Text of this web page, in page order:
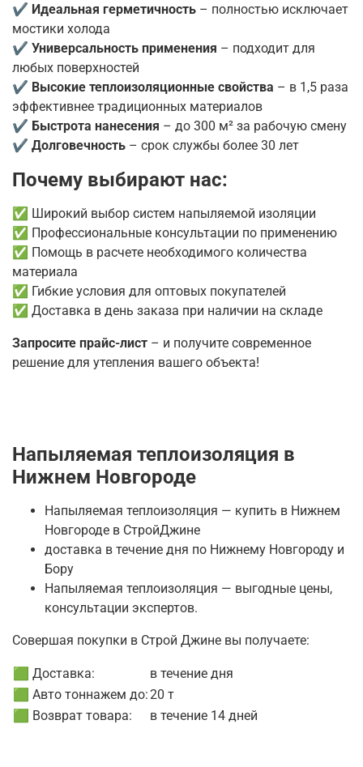
✔ Идеальная герметичность – полностью исключает
мостики холода
✔ Универсальность применения – подходит для
любых поверхностей
✔ Высокие теплоизоляционные свойства – в 1,5 раза
эффективнее традиционных материалов
✔ Быстрота нанесения – до 300 м² за рабочую смену
✔ Долговечность – срок службы более 30 лет
Почему выбирают нас:
✅ Широкий выбор систем напыляемой изоляции
✅ Профессиональные консультации по применению
✅ Помощь в расчете необходимого количества
материала
✅ Гибкие условия для оптовых покупателей
✅ Доставка в день заказа при наличии на складе
Запросите прайс-лист – и получите современное
решение для утепления вашего объекта!
Напыляемая теплоизоляция в
Нижнем Новгороде
Напыляемая теплоизоляция — купить в Нижнем
Новгороде в СтройДжине
доставка в течение дня по Нижнему Новгороду и
Бору
Напыляемая теплоизоляция — выгодные цены,
консультации экспертов.
Совершая покупки в Строй Джине вы получаете:
🟩 Доставка:
в течение дня
🟩 Авто тоннажем до:20 т
🟩 Возврат товара:
в течение 14 дней